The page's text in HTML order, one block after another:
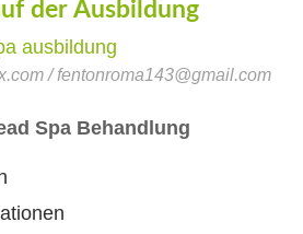
der Ausbildung
/ fentonroma143@gmail.com
Spa Behandlung